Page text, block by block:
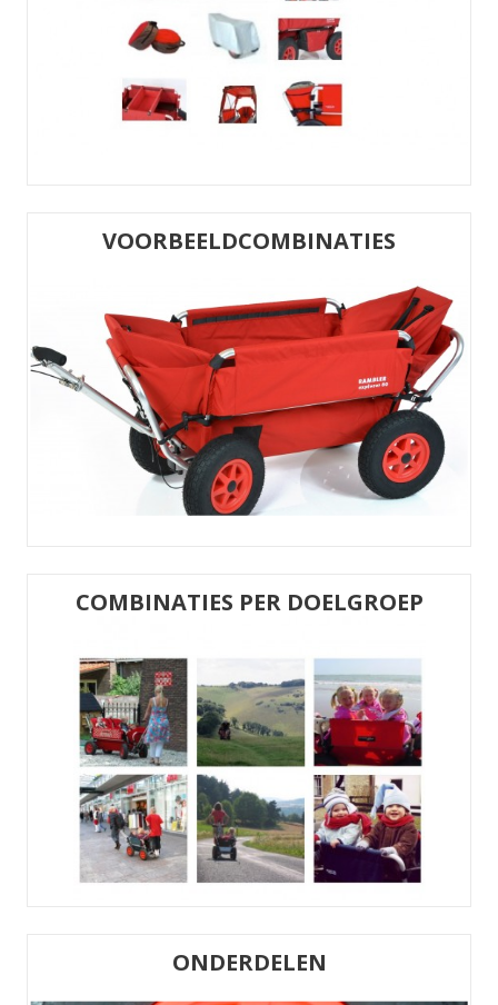
VOORBEELDCOMBINATIES
COMBINATIES PER DOELGROEP
ONDERDELEN